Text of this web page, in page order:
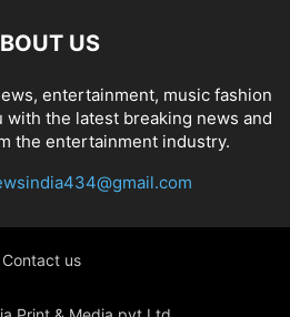
US
entertainment, music fashion
with the latest breaking news and
the entertainment industry.
Contact us